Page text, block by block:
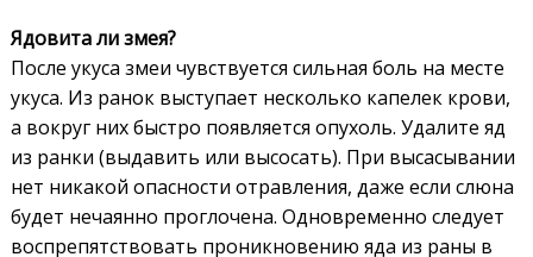
Ядовита ли змея?
После укуса змеи чувствуется сильная боль на месте
укуса. Из ранок выступает несколько капелек крови,
а вокруг них быстро появляется опухоль. Удалите яд
из ранки (выдавить или высосать). При высасывании
нет никакой опасности отравления, даже если слюна
будет нечаянно проглочена. Одновременно следует
воспрепятствовать проникновению яда из раны в